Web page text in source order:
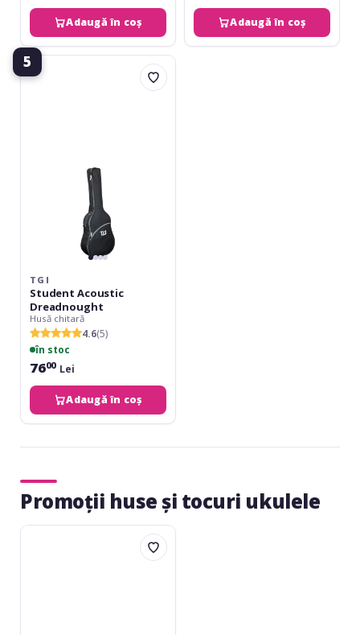
Adaugă în coș Adaugă în coș
5
TGI
Student
TGI
Student Acoustic
Dreadnought
Husă chitară
4.6(5)
în stoc
7600 Lei
Adaugă în coș
Promoții huse și tocuri ukulele
Adams